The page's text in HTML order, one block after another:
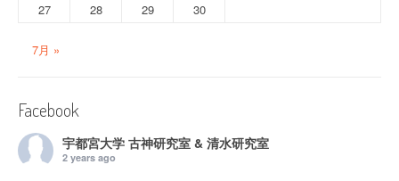
27
28 29 30
7月 »
Facebook
宇都宮大学 古神研究室 & 清水研究室
2 years ago